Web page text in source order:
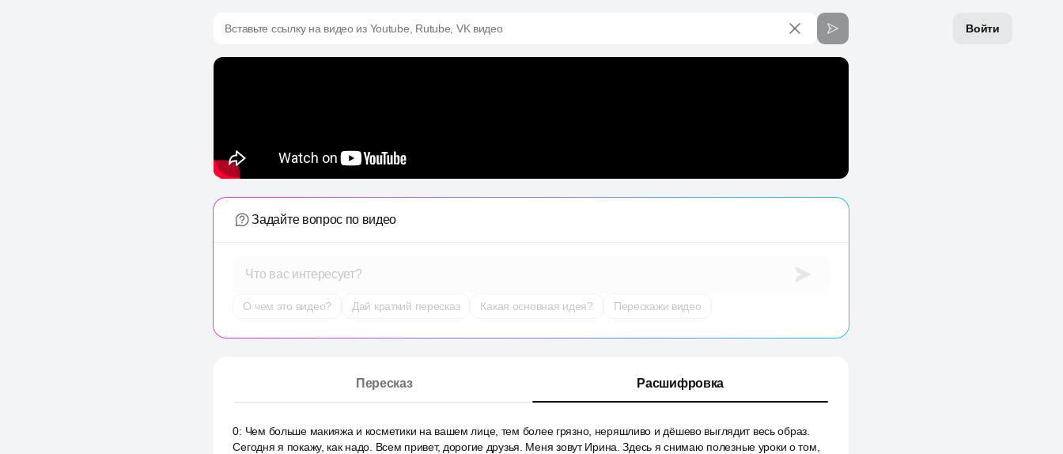
Войти
Вставьте ссылку на видео из Youtube, Rutube, VK видео
Задайте вопрос по видео
Что вас интересует?
О чем это видео? Дай краткий пересказ Какая основная идея? Перескажи видео
Пересказ Расшифровка
0: Чем больше макияжа и косметики на вашем лице, тем более грязно, неряшливо и дёшево выглядит весь образ.
Сегодня я покажу, как надо. Всем привет, дорогие друзья. Меня зовут Ирина. Здесь я снимаю полезные уроки о том,